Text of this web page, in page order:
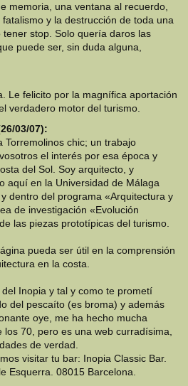
memoria, una ventana al recuerdo,
y la destrucción de toda una
stop. Solo quería daros las
puede ser, sin duda alguna,
Le felicito por la magnífica aportación
verdadero motor del turismo.
03/07):
Torremolinos chic; un trabajo
el interés por esa época y
del Sol. Soy arquitecto, y
aquí en la Universidad de Málaga
dentro del programa «Arquitectura y
de investigación «Evolución
las piezas prototípicas del turismo.
pueda ser útil en la comprensión
en la costa.
Inopia y tal y como te prometí
del pescaíto (es broma) y además
oye, me ha hecho mucha
70, pero es una web curradísima,
de verdad.
visitar tu bar: Inopia Classic Bar.
Esquerra. 08015 Barcelona.